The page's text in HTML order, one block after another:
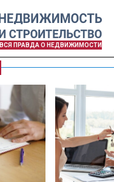
ВСЯ ПРАВДА О НЕДВИЖИМОСТИ